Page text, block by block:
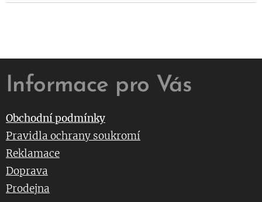
Informace pro Vás
Obchodní podmínky
Pravidla ochrany soukromí
Reklamace
Doprava
Prodejna